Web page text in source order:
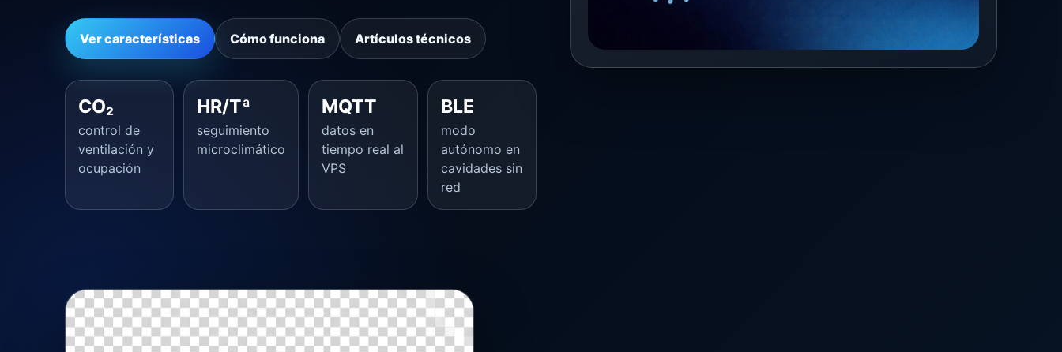
Ver características Cómo funciona Artículos técnicos
CO₂
control de
ventilación y
ocupación
HR/Tª
seguimiento
microclimático
MQTT
datos en
tiempo real al
VPS
BLE
modo
autónomo en
cavidades sin
red